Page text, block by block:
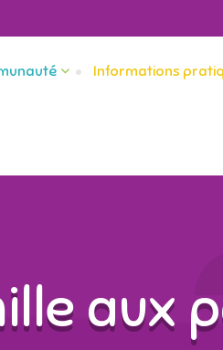
Informations
aux